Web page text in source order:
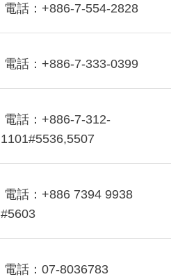
電話：+886-7-554-2828
電話：+886-7-333-0399
電話：+886-7-312-
1101#5536,5507
電話：+886 7394 9938
#5603
電話：07-8036783